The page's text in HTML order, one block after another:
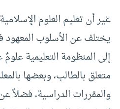
غير أن تعليم العلوم
يختلف عن الأسلوب
إلى المنظومة التعليمية
متعلق بالطالب، وبعضها
والمقررات الدراسية، فضلاً